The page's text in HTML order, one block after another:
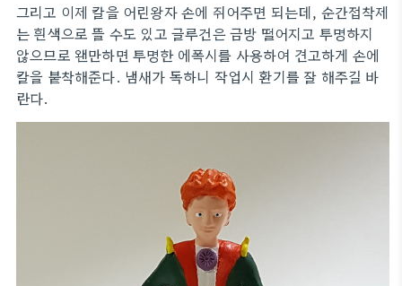
그리고 이제 칼을 어린왕자 손에 쥐어주면 되는데, 순간접착제
는 흰색으로 뜰 수도 있고 글루건은 금방 떨어지고 투명하지
않으므로 왠만하면 투명한 에폭시를 사용하여 견고하게 손에
칼을 붙착해준다. 냄새가 독하니 작업시 환기를 잘 해주길 바
란다.